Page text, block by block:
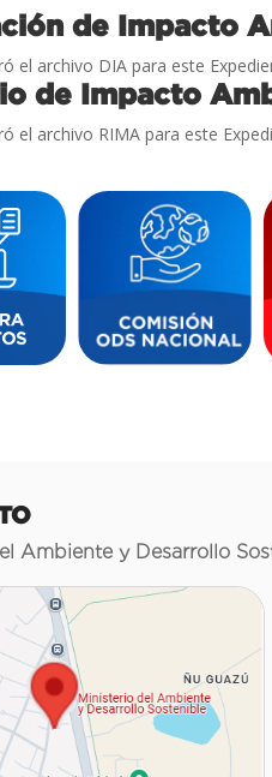
de Impacto
el archivo DIA para este
de Impacto
el archivo RIMA para este
Ambiente y Desarrollo